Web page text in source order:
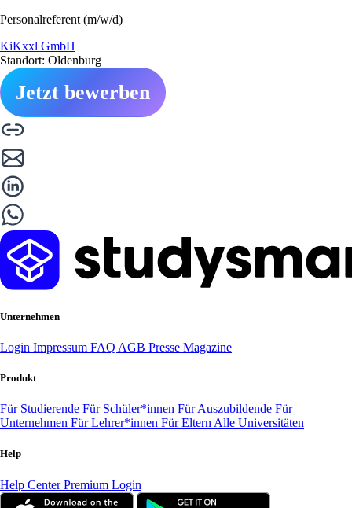
Personalreferent (m/w/d)
KiKxxl GmbH
Standort: Oldenburg
Jetzt bewerben
Unternehmen
Login Impressum FAQ AGB Presse Magazine
Produkt
Für Studierende Für Schüler*innen Für Auszubildende Für
Unternehmen Für Lehrer*innen Für Eltern Alle Universitäten
Help
Help CenterPremium Login